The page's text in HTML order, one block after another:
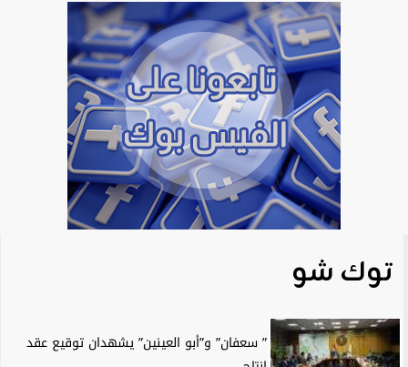
توك شو
” سعفان” و”أبو العينين” يشهدان توقيع عقد